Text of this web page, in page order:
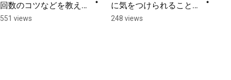
回数のコツなどを教え
て〔親子の歯みがき応
551 views
に気をつけられること
は？〔親子の歯みがき
248 views